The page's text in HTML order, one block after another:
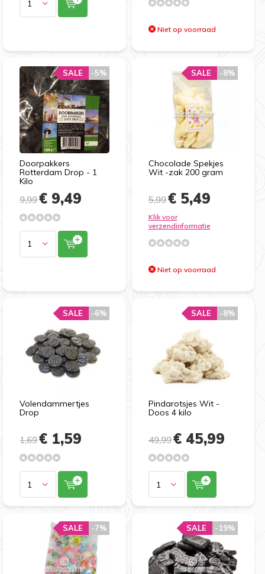
Niet op voorraad
Doorpakkers
Rotterdam Drop - 1
Kilo
-5%
SALE
9,99€ 9,49
Chocolade Spekjes
Wit -zak 200 gram
-8%
SALE
5,99€ 5,49
Klik voor
verzendinformatie
Niet op voorraad
Volendammertjes
Drop
-6%
SALE
1,69€ 1,59
Pindarotsjes Wit -
Doos 4 kilo
-8%
SALE
49,99€ 45,99
-7%
SALE -19%
SALE